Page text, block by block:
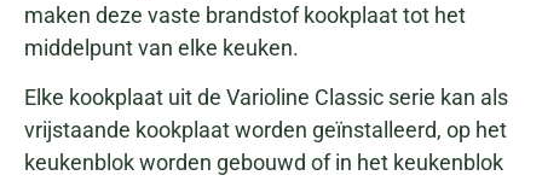
maken deze vaste brandstof kookplaat tot het
middelpunt van elke keuken.
Elke kookplaat uit de Varioline Classic serie kan als
vrijstaande kookplaat worden geïnstalleerd, op het
keukenblok worden gebouwd of in het keukenblok